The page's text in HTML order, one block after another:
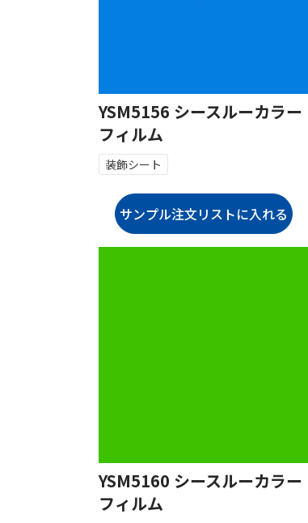
YSM5156 シースルーカラー
フィルム
装飾シート
YSM5160 シースルーカラー
フィルム